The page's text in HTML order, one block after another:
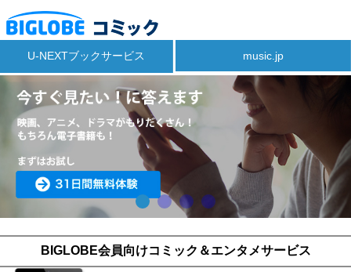
U-NEXTブックサービス music.jp
BIGLOBE会員向けコミック＆エンタメサービス